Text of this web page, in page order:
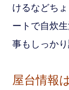
けるなどち
ートで自炊
事もしっか
屋台情報